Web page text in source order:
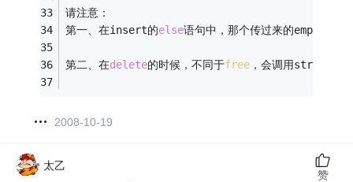
请注意：
第一、在insert的else语句中，那个传过来的emp只是
第二、在delete的时候，不同于free ，会调用struct的
2008-10-19
太乙
赞